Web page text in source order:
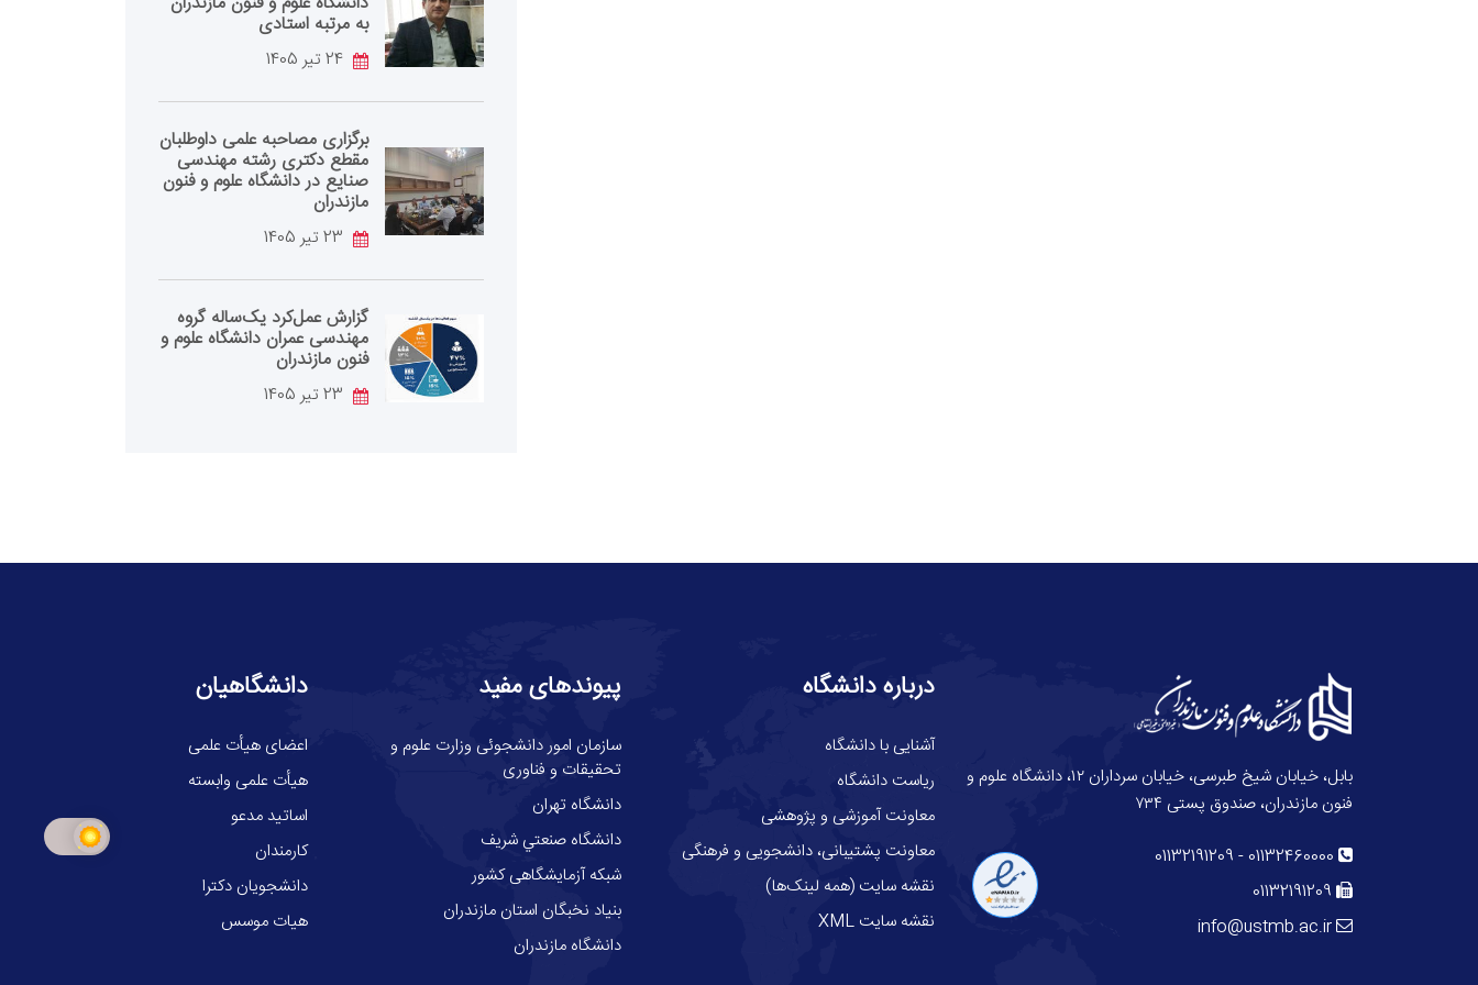
به مرتبه استادی
برگزاری مصاحبه علمی داوطلبان
مقطع دکتری رشته مهندسی
صنایع در دانشگاه علوم و فنون
مازندران
گزارش عمل‌کرد یک‌ساله گروه
مهندسی عمران دانشگاه علوم و
فنون مازندران
بابل، خیابان شیخ طبرسی، خیابان سرداران ۱۲، دانشگاه علوم و
فنون مازندران، صندوق پستی ۷۳۴
01132460000
-
01132191209
01132191209
info@ustmb.ac.ir
درباره دانشگاه
آشنایی با دانشگاه
ریاست دانشگاه
معاونت آموزشی و پژوهشی
معاونت پشتیبانی، دانشجویی و فرهنگی
نقشه سایت (همه لینک‌ها)
نقشه سایت XML
پیوندهای مفید
سازمان امور دانشجوئی وزارت علوم و
تحقیقات و فناوری
دانشگاه تهران
دانشگاه صنعتي شريف
شبکه آزمایشگاهی کشور
بنیاد نخبگان استان مازندران
دانشگاه مازندران
دانشگاهیان
اعضای هیأت علمی
هیأت علمی وابسته
اساتید مدعو
کارمندان
دانشجویان دکترا
هیات موسس